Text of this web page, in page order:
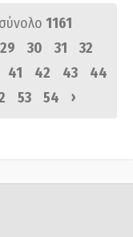
1161
29 30 31
32
41 42 43
44
53 54 ›